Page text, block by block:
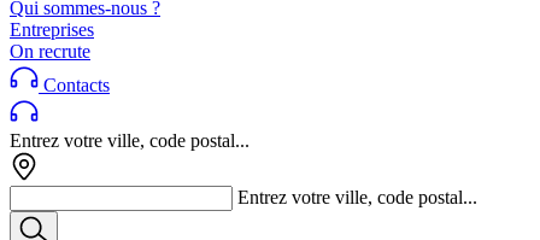
Qui sommes-nous ?
Entreprises
On recrute
Contacts
Entrez votre ville, code postal...
Entrez votre ville, code postal...